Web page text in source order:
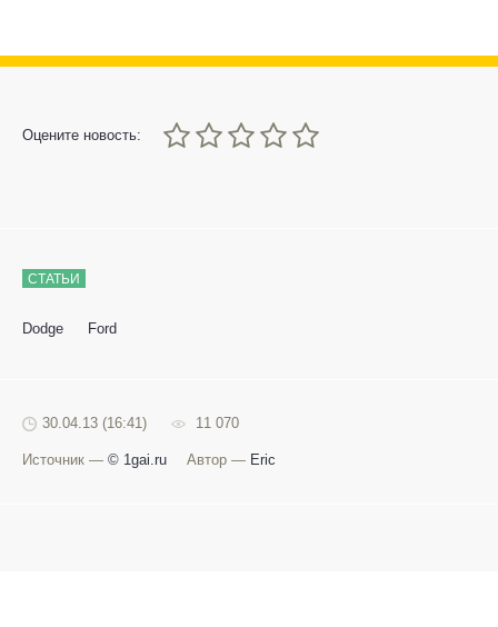
Оцените новость:
0
1 3 4 5
СТАТЬИ
Dodge Ford
30.04.13 (16:41) 11 070
Источник — © 1gai.ru Автор — Eric